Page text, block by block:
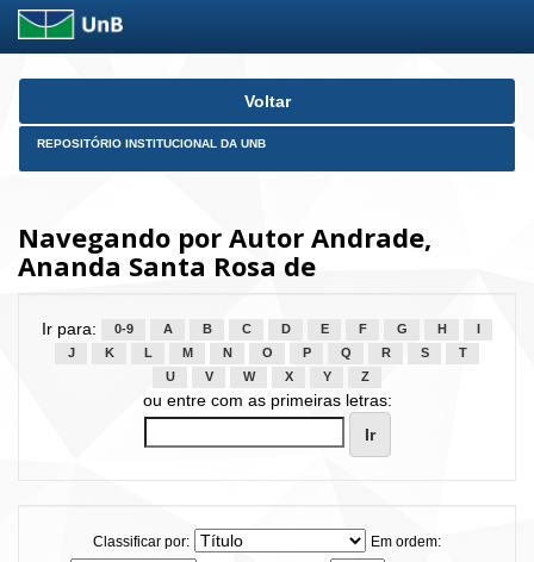
Skip
Voltar
REPOSITÓRIO INSTITUCIONAL DA UNB
Navegando por Autor Andrade,
Ananda Santa Rosa de
Ir para: 0-9 A B C D E F G H
J
K L M N O P Q R S
T
U
V W X Y Z
ou entre com as primeiras letras:
Classificar por:
Em ordem: